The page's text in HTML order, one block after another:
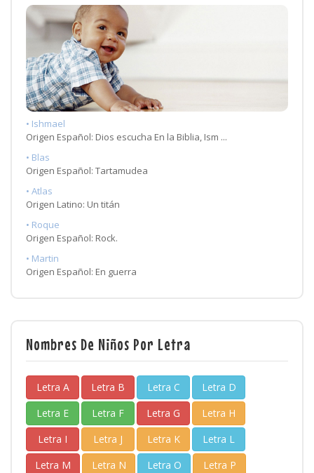
• Ishmael
Origen Español: Dios escucha En la Biblia, Ism ...
• Blas
Origen Español: Tartamudea
• Atlas
Origen Latino: Un titán
• Roque
Origen Español: Rock.
• Martin
Origen Español: En guerra
Nombres De Niños Por Letra
Letra A Letra B Letra C
Letra D
Letra E
Letra F Letra G
Letra H
Letra I
Letra J Letra K
Letra L
Letra M
Letra N Letra O
Letra P